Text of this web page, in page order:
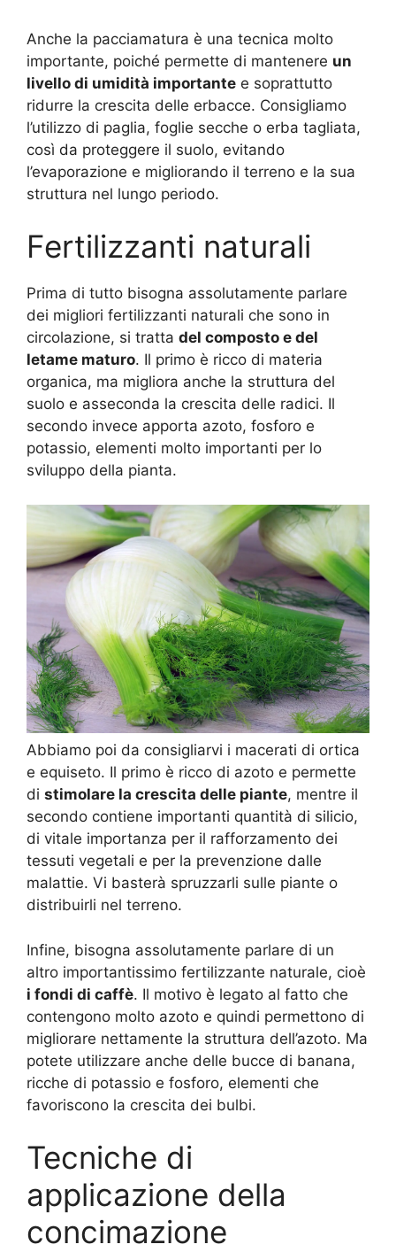
Anche la pacciamatura è una tecnica molto
importante, poiché permette di mantenere un
livello di umidità importante e soprattutto
ridurre la crescita delle erbacce. Consigliamo
l’utilizzo di paglia, foglie secche o erba tagliata,
così da proteggere il suolo, evitando
l’evaporazione e migliorando il terreno e la sua
struttura nel lungo periodo.
Fertilizzanti naturali
Prima di tutto bisogna assolutamente parlare
dei migliori fertilizzanti naturali che sono in
circolazione, si tratta del composto e del
letame maturo. Il primo è ricco di materia
organica, ma migliora anche la struttura del
suolo e asseconda la crescita delle radici. Il
secondo invece apporta azoto, fosforo e
potassio, elementi molto importanti per lo
sviluppo della pianta.
Abbiamo poi da consigliarvi i macerati di ortica
e equiseto. Il primo è ricco di azoto e permette
di stimolare la crescita delle piante, mentre il
secondo contiene importanti quantità di silicio,
di vitale importanza per il rafforzamento dei
tessuti vegetali e per la prevenzione dalle
malattie. Vi basterà spruzzarli sulle piante o
distribuirli nel terreno.
Infine, bisogna assolutamente parlare di un
altro importantissimo fertilizzante naturale, cioè
i fondi di caffè. Il motivo è legato al fatto che
contengono molto azoto e quindi permettono di
migliorare nettamente la struttura dell’azoto. Ma
potete utilizzare anche delle bucce di banana,
ricche di potassio e fosforo, elementi che
favoriscono la crescita dei bulbi.
Tecniche di
applicazione della
concimazione